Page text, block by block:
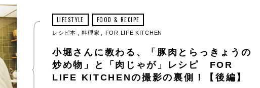
LIFESTYLE FOOD & RECIPE
レシピ本 料理家 FOR LIFE KITCHEN
小堀さんに教わる、「豚肉とらっきょうの
炒め物」と「肉じゃが」レシピ FOR
LIFE KITCHENの撮影の裏側！【後編】